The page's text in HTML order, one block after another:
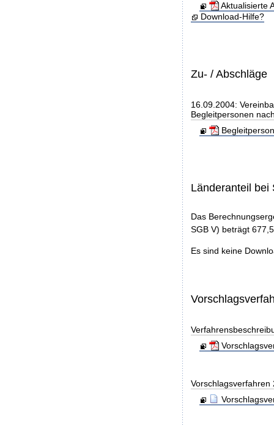
Aktualisierte
Download-Hilfe?
Zu- / Abschläge
16.09.2004:
Begleitpersonen
Länderanteil bei
Das
SGB V) beträgt
Es sind keine